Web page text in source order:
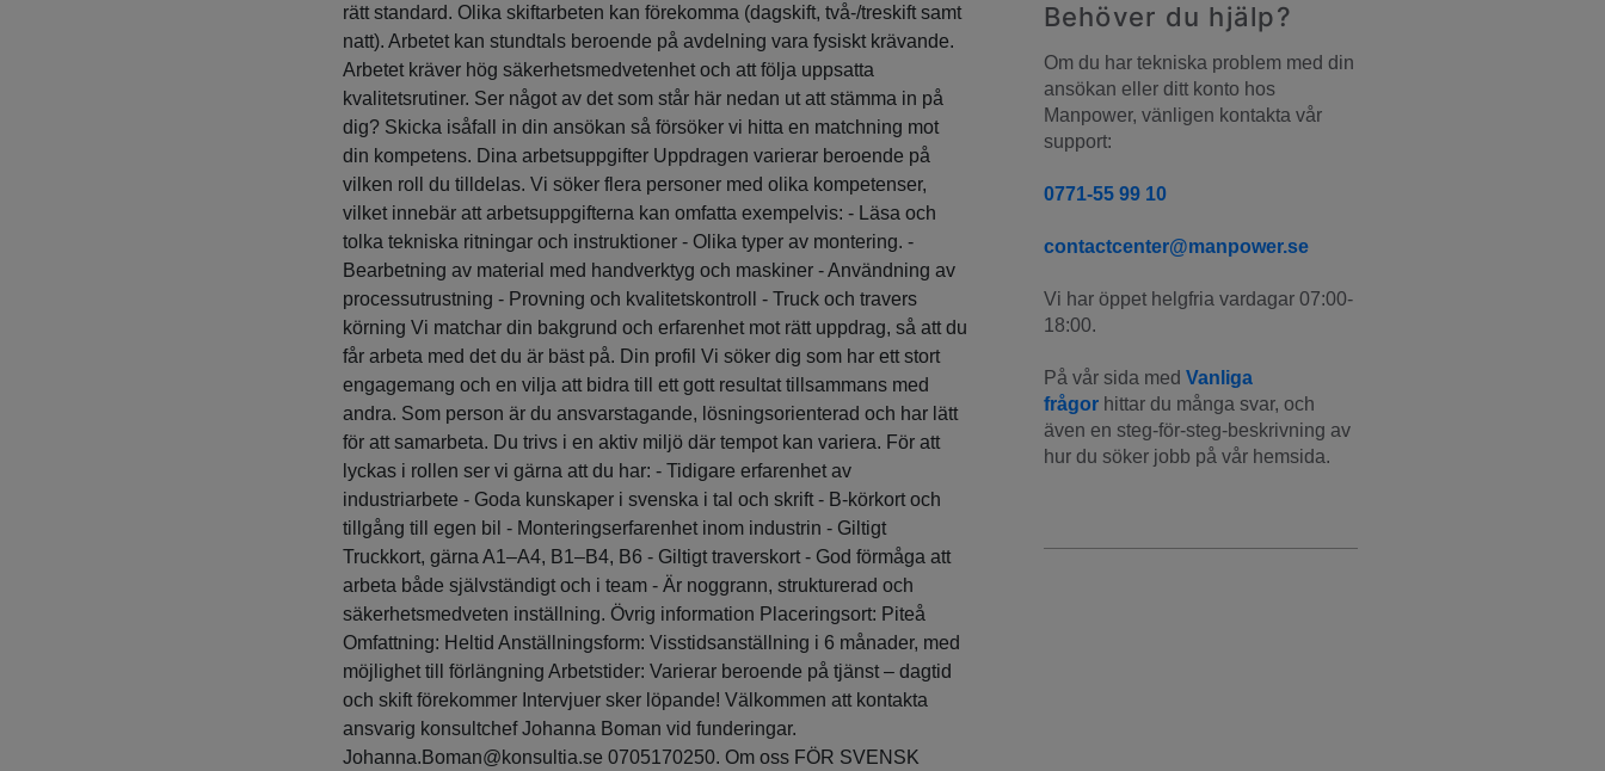
rätt standard. Olika skiftarbeten kan förekomma (dagskift, två-/treskift samt
natt). Arbetet kan stundtals beroende på avdelning vara fysiskt krävande.
Arbetet kräver hög säkerhetsmedvetenhet och att följa uppsatta
kvalitetsrutiner. Ser något av det som står här nedan ut att stämma in på
dig? Skicka isåfall in din ansökan så försöker vi hitta en matchning mot
din kompetens. Dina arbetsuppgifter Uppdragen varierar beroende på
vilken roll du tilldelas. Vi söker flera personer med olika kompetenser,
vilket innebär att arbetsuppgifterna kan omfatta exempelvis: - Läsa och
tolka tekniska ritningar och instruktioner - Olika typer av montering. -
Bearbetning av material med handverktyg och maskiner - Användning av
processutrustning - Provning och kvalitetskontroll - Truck och travers
körning Vi matchar din bakgrund och erfarenhet mot rätt uppdrag, så att du
får arbeta med det du är bäst på. Din profil Vi söker dig som har ett stort
engagemang och en vilja att bidra till ett gott resultat tillsammans med
andra. Som person är du ansvarstagande, lösningsorienterad och har lätt
för att samarbeta. Du trivs i en aktiv miljö där tempot kan variera. För att
lyckas i rollen ser vi gärna att du har: - Tidigare erfarenhet av
industriarbete - Goda kunskaper i svenska i tal och skrift - B-körkort och
tillgång till egen bil - Monteringserfarenhet inom industrin - Giltigt
Truckkort, gärna A1–A4, B1–B4, B6 - Giltigt traverskort - God förmåga att
arbeta både självständigt och i team - Är noggrann, strukturerad och
säkerhetsmedveten inställning. Övrig information Placeringsort: Piteå
Omfattning: Heltid Anställningsform: Visstidsanställning i 6 månader, med
möjlighet till förlängning Arbetstider: Varierar beroende på tjänst – dagtid
och skift förekommer Intervjuer sker löpande! Välkommen att kontakta
ansvarig konsultchef Johanna Boman vid funderingar.
Johanna.Boman@konsultia.se 0705170250. Om oss FÖR SVENSK
Behöver du hjälp?
Om du har tekniska problem med din
ansökan eller ditt konto hos
Manpower, vänligen kontakta vår
support:
0771-55 99 10
contactcenter@manpower.se
Vi har öppet helgfria vardagar 07:00-
18:00.
På vår sida med Vanliga
frågor hittar du många svar, och
även en steg-för-steg-beskrivning av
hur du söker jobb på vår hemsida.